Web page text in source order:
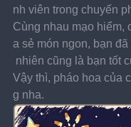
nh viên trong chuyến
Cùng nhau mạo hiểm,
a sẻ món ngon, bạn
nhiên cũng là bạn tốt
Vậy thì, pháo hoa của
g nha.